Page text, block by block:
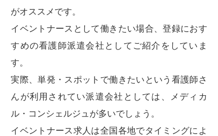
がオススメです。
イベントナースとして働きたい場合、登録におす
すめの看護師派遣会社としてご紹介をしていま
す。
実際、単発・スポットで働きたいという看護師さ
んが利用されてい派遣会社としては、メディカ
ル・コンシェルジュが多いでしょう。
イベントナース求人は全国各地でタイミングによ